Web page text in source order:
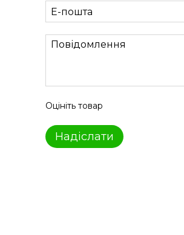
Оцініть товар
Надіслати